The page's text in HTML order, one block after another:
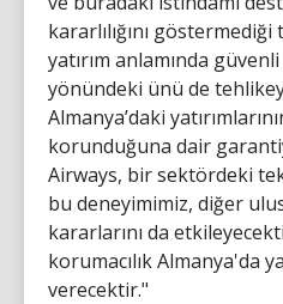
kararlılığını göstermediği
yatırım anlamında
yönündeki ünü de
Almanya’daki
korunduğuna dair
Airways, bir sektördeki tek
bu deneyimimiz, diğer
kararlarını da
korumacılık Almanya'da
verecektir."